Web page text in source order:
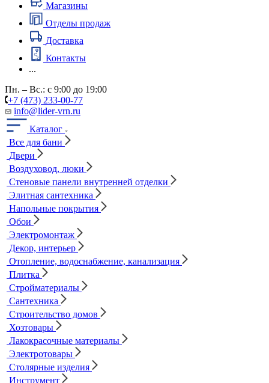
Магазины
Отделы продаж
Доставка
Контакты
...
Пн. – Вс.: с 9:00 до 19:00
+7 (473) 233-00-77
info@lider-vrn.ru
Каталог
Все для бани
Двери
Воздуховод, люки
Стеновые панели внутренней отделки
Элитная сантехника
Напольные покрытия
Обои
Электромонтаж
Декор, интерьер
Отопление, водоснабжение, канализация
Плитка
Стройматериалы
Сантехника
Строительство домов
Хозтовары
Лакокрасочные материалы
Электротовары
Столярные изделия
Инструмент